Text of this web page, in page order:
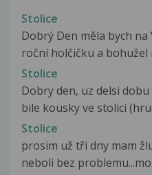
Stolice
Dobrý Den měla bych na
roční holčičku a bohužel
Stolice
Dobry den, uz delsi
bile kousky ve stolici
Stolice
prosim už tři dny mam
neboli bez